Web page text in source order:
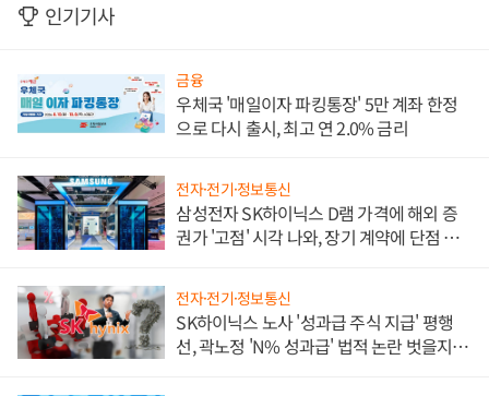
인기기사
금융
우체국 '매일이자 파킹통장' 5만 계좌 한정
으로 다시 출시, 최고 연 2.0% 금리
전자·전기·정보통신
삼성전자 SK하이닉스 D램 가격에 해외 증
권가 '고점' 시각 나와, 장기 계약에 단점 부
전자·전기·정보통신
SK하이닉스 노사 '성과급 주식 지급' 평행
선, 곽노정 'N% 성과급' 법적 논란 벗을지 주